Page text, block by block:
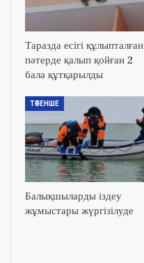
Таразда есігі құлыпталған
пәтерде қалып қойған 2
бала құтқарылды
ТӨТЕНШЕ
Балықшыларды іздеу
жұмыстары жүргізілуде